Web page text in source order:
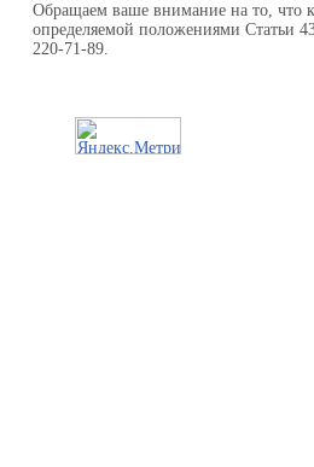
Обращаем ваше внимание на то, что
определяемой положениями Статьи
220-71-89.